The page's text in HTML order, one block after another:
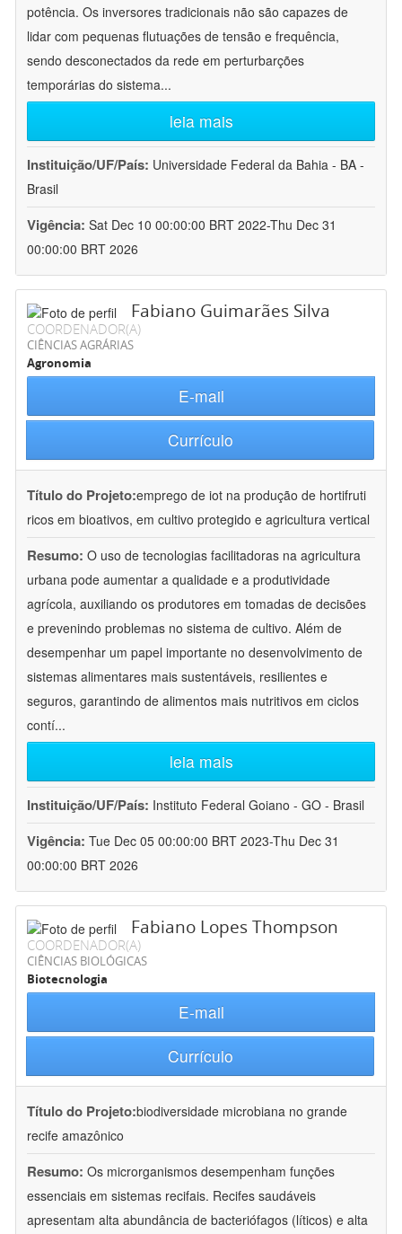
potência. Os inversores tradicionais não são capazes de
lidar com pequenas flutuações de tensão e frequência,
sendo desconectados da rede em perturbarções
temporárias do sistema...
leia mais
Instituição/UF/País: Universidade Federal da Bahia - BA -
Brasil
Vigência: Sat Dec 10 00:00:00 BRT 2022-Thu Dec 31
00:00:00 BRT 2026
Fabiano Guimarães Silva
COORDENADOR(A)
CIÊNCIAS AGRÁRIAS
Agronomia
E-mail
Currículo
Título do Projeto:emprego de iot na produção de hortifruti
ricos em bioativos, em cultivo protegido e agricultura vertical
Resumo: O uso de tecnologias facilitadoras na agricultura
urbana pode aumentar a qualidade e a produtividade
agrícola, auxiliando os produtores em tomadas de decisões
e prevenindo problemas no sistema de cultivo. Além de
desempenhar um papel importante no desenvolvimento de
sistemas alimentares mais sustentáveis, resilientes e
seguros, garantindo de alimentos mais nutritivos em ciclos
contí...
leia mais
Instituição/UF/País: Instituto Federal Goiano - GO - Brasil
Vigência: Tue Dec 05 00:00:00 BRT 2023-Thu Dec 31
00:00:00 BRT 2026
Fabiano Lopes Thompson
COORDENADOR(A)
CIÊNCIAS BIOLÓGICAS
Biotecnologia
E-mail
Currículo
Título do Projeto:biodiversidade microbiana no grande
recife amazônico
Resumo: Os microrganismos desempenham funções
essenciais em sistemas recifais. Recifes saudáveis
apresentam alta abundância de bacteriófagos (líticos) e alta